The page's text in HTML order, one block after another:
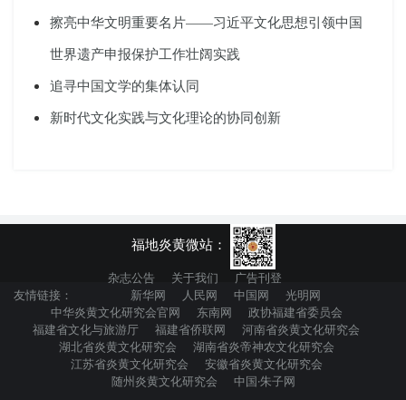
擦亮中华文明重要名片——习近平文化思想引领中国
世界遗产申报保护工作壮阔实践
追寻中国文学的集体认同
新时代文化实践与文化理论的协同创新
福地炎黄微站：
杂志公告 关于我们
广告刊登
友情链接：
新华网 人民网 中国网
光明网
中华炎黄文化研究会官网
东南网
政协福建省委员会
福建省文化与旅游厅
福建省侨联网
河南省炎黄文化研究会
湖北省炎黄文化研究会
湖南省炎帝神农文化研究会
江苏省炎黄文化研究会
安徽省炎黄文化研究会
随州炎黄文化研究会
中国·朱子网